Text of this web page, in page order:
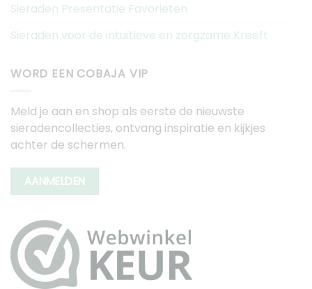
Sieraden Presentatie Favorieten
Sieraden voor de intuïtieve en zorgzame Kreeft
WORD EEN COBAJA VIP
Meld je aan en shop als eerste de nieuwste
sieradencollecties, ontvang inspiratie en kijkjes
achter de schermen.
AANMELDEN